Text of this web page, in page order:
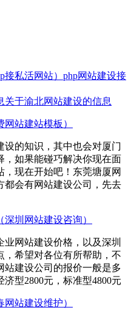
php网站建设接
关于渝北网站建设的信息
站建站模板）
的知识，其中也会对厦门
，如果能碰巧解决你现在面
现在开始吧！东莞塘厦网
会有网站建设公司，先去
圳网站建设咨询）
网站建设价格，以及深圳
，希望对各位有所帮助，不
站建设公司的报价一般是多
型2800元，标准型4800元
站建设维护）